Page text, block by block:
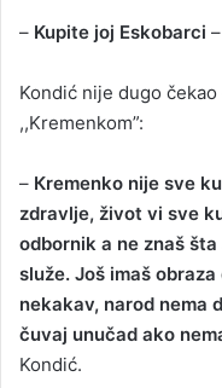
– Kupite joj Eskobarci
Kondić nije dugo
,,Kremenkom”:
– Кremenko nije sve
zdravlje, život vi sve
odbornik a ne znaš
služe. Još imaš
nekakav, narod nema
čuvaj unučad ako
Kondić.